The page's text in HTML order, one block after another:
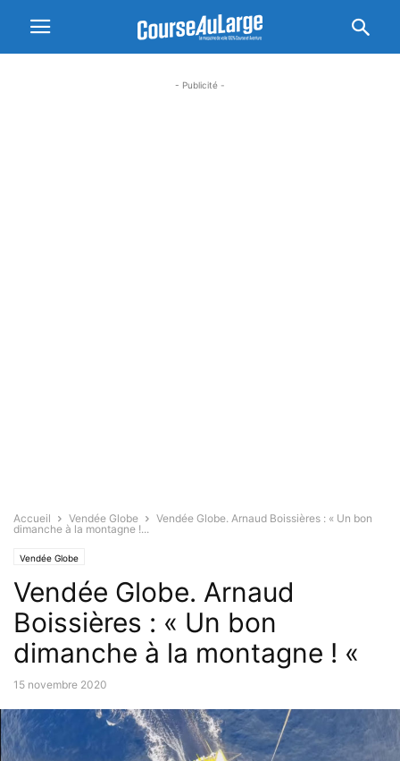
- Publicité -
Accueil Vendée Globe
Vendée Globe. Arnaud Boissières : « Un bon
dimanche à la montagne !...
Vendée Globe
Vendée Globe. Arnaud
Boissières : « Un bon
dimanche à la montagne ! «
15 novembre 2020